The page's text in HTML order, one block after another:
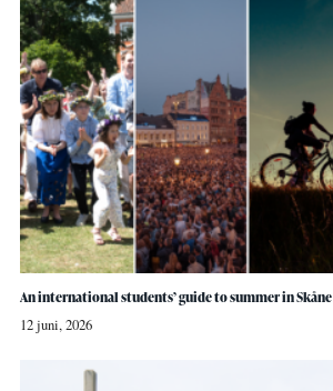
An international students’ guide to summer in Skåne
12 juni, 2026